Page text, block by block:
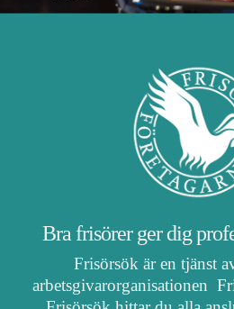
Bra frisörer ger dig
Frisörsök är en tjänst
arbetsgivarorganisationen